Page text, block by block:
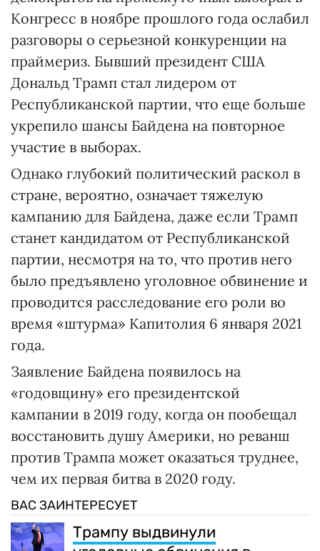
Конгресс в ноябре прошлого года ослабил
разговоры о серьезной конкуренции на
праймериз. Бывший президент США
Дональд Трамп стал лидером от
Республиканской партии, что еще больше
укрепило шансы Байдена на повторное
участие в выборах.
Однако глубокий политический раскол в
стране, вероятно, означает тяжелую
кампанию для Байдена, даже если Трамп
станет кандидатом от Республиканской
партии, несмотря на то, что против него
было предъявлено уголовное обвинение и
проводится расследование его роли во
время «штурма» Капитолия 6 января 2021
года.
Заявление Байдена появилось на
«годовщину» его президентской
кампании в 2019 году, когда он пообещал
восстановить душу Америки, но реванш
против Трампа может оказаться труднее,
чем их первая битва в 2020 году.
ВАС ЗАИНТЕРЕСУЕТ
Трампу выдвинули